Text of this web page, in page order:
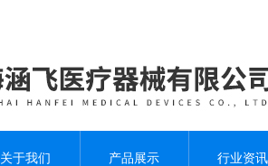
关于我们 产品展示 行业资讯